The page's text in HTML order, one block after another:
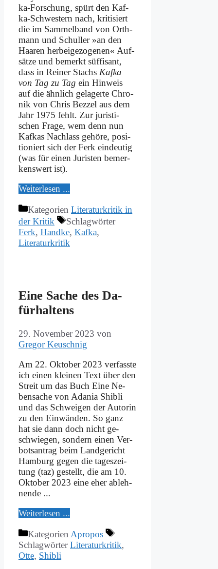
ka-For­schung, spürt den Kaf­
ka-Schwe­stern nach, kri­ti­siert
die im Sam­mel­band von Orth­
mann und Schul­ler »an den
Haa­ren her­bei­ge­zo­ge­nen« Auf­
sät­ze und be­merkt süf­fi­sant,
dass in Rei­ner Stachs Kaf­ka
von Tag zu Tag ein Hin­weis
auf die ähn­lich ge­la­ger­te Chro­
nik von Chris Bez­zel aus dem
Jahr 1975 fehlt. Zur ju­ri­sti­
schen Fra­ge, wem denn nun
Kaf­kas Nach­lass ge­hö­re, po­si­
tio­niert sich der Ferk ein­deu­tig
(was für ei­nen Ju­ri­sten be­mer­
kens­wert ist).
Wei­ter­le­sen ...
Kategorien Literaturkritik in
der Kritik
Schlagwörter
Ferk, Handke, Kafka,
Literaturkritik
Ei­ne Sa­che des Da­
für­hal­tens
29. November 2023 von
Gregor Keuschnig
Am 22. Ok­to­ber 2023 ver­fass­te
ich ei­nen klei­nen Text über den
Streit um das Buch Ei­ne Ne­
ben­sa­che von Ada­nia Shi­b­li
und das Schwei­gen der Au­torin
zu den Ein­wän­den. So ganz
hat sie dann doch nicht ge­
schwie­gen, son­dern ei­nen Ver­
bots­an­trag beim Land­ge­richt
Ham­burg ge­gen die ta­ges­zei­
tung (taz) ge­stellt, die am 10.
Ok­to­ber 2023 ei­ne eher ab­leh­
nen­de ...
Wei­ter­le­sen ...
Kategorien Apropos
SchlagwörterLiteraturkritik,
Otte, Shibli